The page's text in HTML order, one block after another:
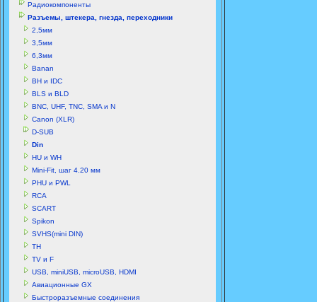
Радиокомпоненты
Разъемы, штекера, гнезда, переходники
2,5мм
3,5мм
6,3мм
Banan
BH и IDC
BLS и BLD
BNC, UHF, TNC, SMA и N
Canon (XLR)
D-SUB
Din
HU и WH
Mini-Fit, шаг 4.20 мм
PHU и PWL
RCA
SCART
Spikon
SVHS(mini DIN)
TH
TV и F
USB, miniUSB, microUSB, HDMI
Авиационные GX
Быстроразъемные соединения